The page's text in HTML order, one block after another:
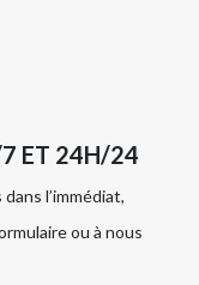
ET 24H/24
l’immédiat,
ou à nous